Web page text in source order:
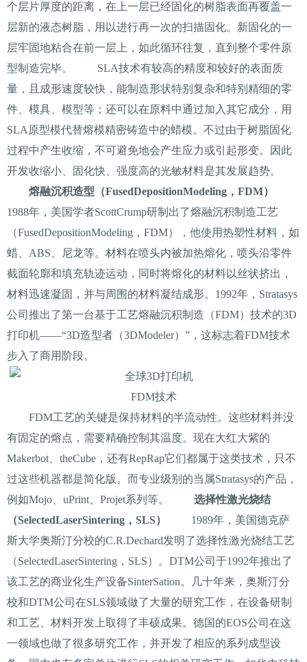
个层片厚度的距离，在上一层已经固化的树脂表面再覆盖一
层新的液态树脂，用以进行再一次的扫描固化。新固化的一
层牢固地粘合在前一层上，如此循环往复，直到整个零件原
型制造完毕。 SLA技术有较高的精度和较好的表面质
量，且成形速度较快，能制造形状特别复杂和特别精细的零
件、模具、模型等；还可以在原料中通过加入其它成分，用
SLA原型模代替熔模精密铸造中的蜡模。不过由于树脂固化
过程中产生收缩，不可避免地会产生应力或引起形变。因此
开发收缩小、固化快、强度高的光敏材料是其发展趋势。
熔融沉积造型（FusedDepositionModeling，FDM）
1988年，美国学者ScottCrump研制出了熔融沉积制造工艺
（FusedDepositionModeling，FDM），他使用热塑性材料，如
蜡、ABS、尼龙等。材料在喷头内被加热熔化，喷头沿零件
截面轮廓和填充轨迹运动，同时将熔化的材料以丝状挤出，
材料迅速凝固，并与周围的材料凝结成形。1992年，Stratasys
公司推出了第一台基于工艺熔融沉积制造（FDM）技术的3D
打印机——“3D造型者（3DModeler）”，这标志着FDM技术
步入了商用阶段。
FDM技术
FDM工艺的关键是保持材料的半流动性。这些材料并没
有固定的熔点，需要精确控制其温度。现在大红大紫的
Makerbot、theCube，还有RepRap它们都属于这类技术，只不
过这些机器都是简化版。而专业级别的当属Stratasys的产品，
例如Mojo、uPrint、Projet系列等。 选择性激光烧结
（SelectedLaserSintering，SLS）
1989年，美国德克萨
斯大学奥斯汀分校的C.R.Dechard发明了选择性激光烧结工艺
（SelectedLaserSintering，SLS）。DTM公司于1992年推出了
该工艺的商业化生产设备SinterSation。几十年来，奥斯汀分
校和DTM公司在SLS领域做了大量的研究工作，在设备研制
和工艺、材料开发上取得了丰硕成果。德国的EOS公司在这
一领域也做了很多研究工作，并开发了相应的系列成型设